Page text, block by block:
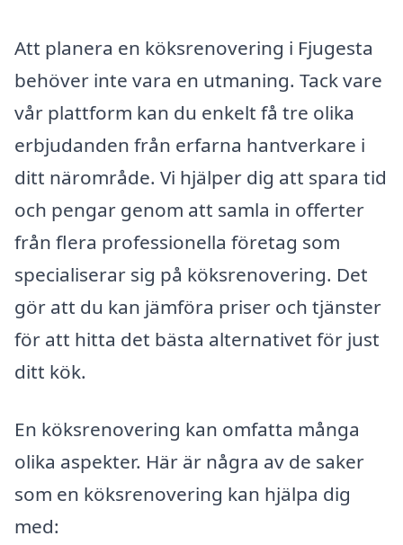
Att planera en köksrenovering i Fjugesta
behöver inte vara en utmaning. Tack vare
vår plattform kan du enkelt få tre olika
erbjudanden från erfarna hantverkare i
ditt närområde. Vi hjälper dig att spara tid
och pengar genom att samla in offerter
från flera professionella företag som
specialiserar sig på köksrenovering. Det
gör att du kan jämföra priser och tjänster
för att hitta det bästa alternativet för just
ditt kök.
En köksrenovering kan omfatta många
olika aspekter. Här är några av de saker
som en köksrenovering kan hjälpa dig
med: